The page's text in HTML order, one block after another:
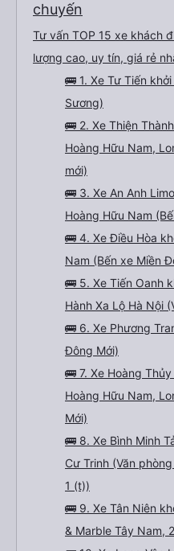
chuyến
Tư vấn TOP 15 xe khách
lượng cao, uy tín, giá rẻ
🚌 1. Xe Tư Tiến
Sương)
🚌 2. Xe Thiện
Hoàng Hữu Nam,
mới)
🚌 3. Xe An Anh
Hoàng Hữu Nam
🚌 4. Xe Điều Hòa
Nam (Bến xe Miền
🚌 5. Xe Tiến Oanh
Hành Xa Lộ Hà Nội
🚌 6. Xe Phương
Đông Mới)
🚌 7. Xe Hoàng
Hoàng Hữu Nam,
Mới)
🚌 8. Xe Bình Minh
Cư Trinh (Văn
1 (t))
🚌 9. Xe Tân Niên
& Marble Tây Nam,